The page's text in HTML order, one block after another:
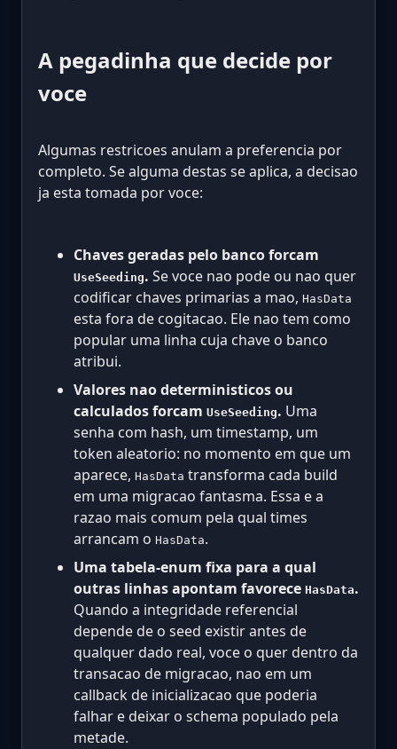
A pegadinha que decide por
voce
Algumas restricoes anulam a preferencia por
completo. Se alguma destas se aplica, a decisao
ja esta tomada por voce:
Chaves geradas pelo banco forcam
UseSeeding. Se voce nao pode ou nao quer
codificar chaves primarias a mao, HasData
esta fora de cogitacao. Ele nao tem como
popular uma linha cuja chave o banco
atribui.
Valores nao deterministicos ou
calculados forcam UseSeeding. Uma
senha com hash, um timestamp, um
token aleatorio: no momento em que um
aparece, HasData transforma cada build
em uma migracao fantasma. Essa e a
razao mais comum pela qual times
arrancam o HasData.
Uma tabela-enum fixa para a qual
outras linhas apontam favorece HasData.
Quando a integridade referencial
depende de o seed existir antes de
qualquer dado real, voce o quer dentro da
transacao de migracao, nao em um
callback de inicializacao que poderia
falhar e deixar o schema populado pela
metade.